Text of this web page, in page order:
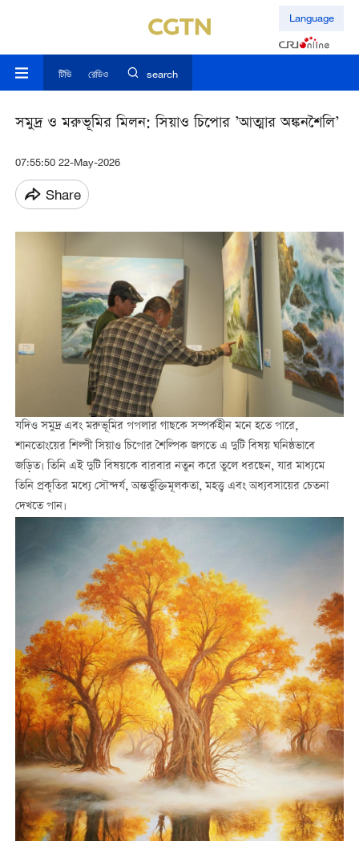
Language
টিভি রেডিও search
সমুদ্র ও মরুভূমির মিলন: সিয়াও চিপোর ’আত্মার অঙ্কনশৈলি’
07:55:50 22-May-2026
Share
যদিও সমুদ্র এবং মরুভূমির পপলার গাছকে সম্পর্কহীন মনে হতে পারে,
শানতোংয়ের শিল্পী সিয়াও চিপোর শৈল্পিক জগতে এ দুটি বিষয় ঘনিষ্ঠভাবে
জড়িত। তিনি এই দুটি বিষয়কে বারবার নতুন করে তুলে ধরছেন, যার মাধ্যমে
তিনি প্রকৃতির মধ্যে সৌন্দর্য, অন্তর্ভুক্তিমূলকতা, মহত্ত্ব এবং অধ্যবসায়ের চেতনা
দেখতে পান।